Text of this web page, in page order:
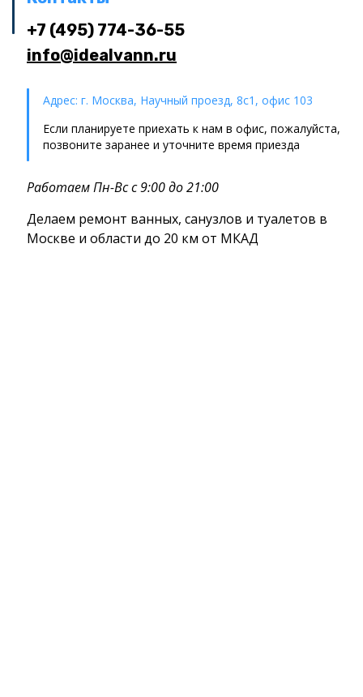
+7 (495) 774-36-55
info@idealvann.ru
Адрес: г. Москва, Научный проезд, 8с1, офис 103
Если планируете приехать к нам в офис, пожалуйста,
позвоните заранее и уточните время приезда
Работаем Пн-Вс с 9:00 до 21:00
Делаем ремонт ванных, санузлов и туалетов в
Москве и области до 20 км от МКАД